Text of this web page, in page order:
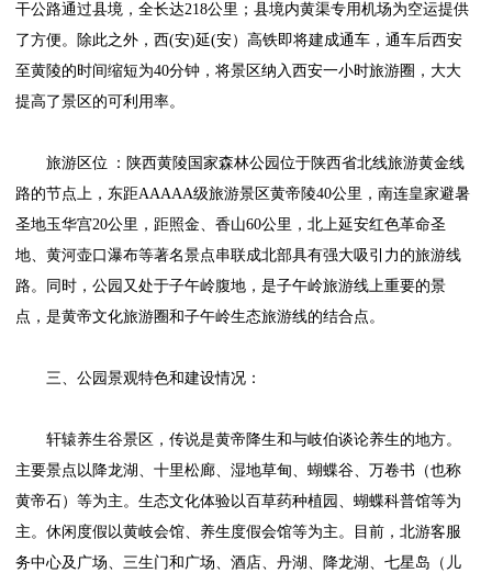
干公路通过县境，全长达218公里；县境内黄渠专用机场为空运提供
了方便。除此之外，西(安)延(安）高铁即将建成通车，通车后西安
至黄陵的时间缩短为40分钟，将景区纳入西安一小时旅游圈，大大
提高了景区的可利用率。
旅游区位 ：陕西黄陵国家森林公园位于陕西省北线旅游黄金线
路的节点上，东距AAAAA级旅游景区黄帝陵40公里，南连皇家避暑
圣地玉华宫20公里，距照金、香山60公里，北上延安红色革命圣
地、黄河壶口瀑布等著名景点串联成北部具有强大吸引力的旅游线
路。同时，公园又处于子午岭腹地，是子午岭旅游线上重要的景
点，是黄帝文化旅游圈和子午岭生态旅游线的结合点。
三、公园景观特色和建设情况：
轩辕养生谷景区，传说是黄帝降生和与岐伯谈论养生的地方。
主要景点以降龙湖、十里松廊、湿地草甸、蝴蝶谷、万卷书（也称
黄帝石）等为主。生态文化体验以百草药种植园、蝴蝶科普馆等为
主。休闲度假以黄岐会馆、养生度假会馆等为主。目前，北游客服
务中心及广场、三生门和广场、酒店、丹湖、降龙湖、七星岛（儿